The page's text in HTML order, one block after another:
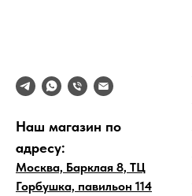
Наш магазин по
адресу:
Москва, Барклая 8, ТЦ
Горбушка, павильон 114